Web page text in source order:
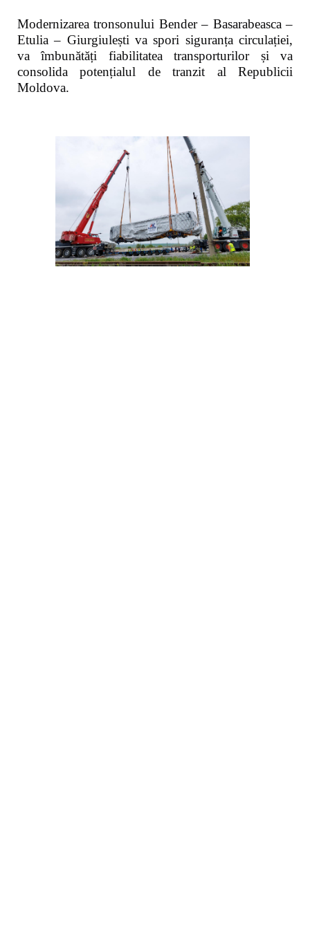
Modernizarea tronsonului Bender – Basarabeasca –
Etulia – Giurgiulești va spori siguranța circulației,
va îmbunătăți fiabilitatea transporturilor și va
consolida potențialul de tranzit al Republicii
Moldova.